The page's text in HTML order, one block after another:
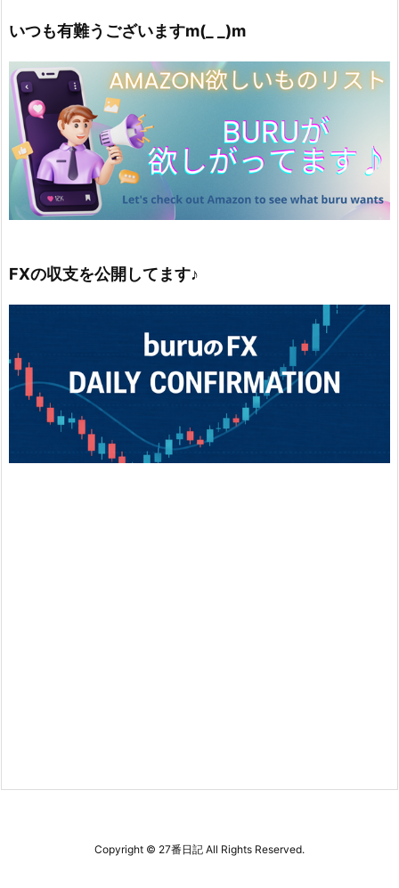
いつも有難うございますm(_ _)m
FXの収支を公開してます♪
Copyright © 27番日記 All Rights Reserved.